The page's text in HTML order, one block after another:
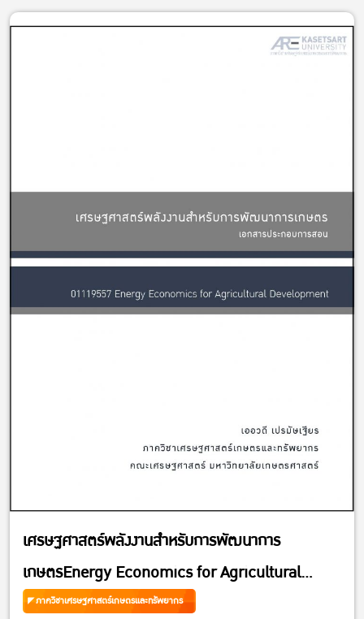
เศรษฐศาสตร์พลังงานสำหรับการพัฒนาการ
เกษตรEnergy Economics for Agricultural
Development
ภาควิชาเศรษฐศาสตร์เกษตรและทรัพยากร